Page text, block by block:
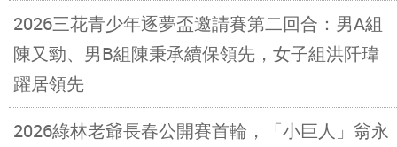
2026三花青少年逐夢盃邀請賽第二回合：男A組
陳又勁、男B組陳秉承續保領先，女子組洪阡瑋
躍居領先
2026綠林老爺長春公開賽首輪，「小巨人」翁永